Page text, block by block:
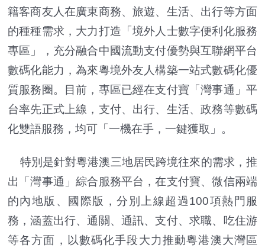
籍客商友人在廣東商務、旅遊、生活、出行等方面
的種種需求，大力打造「境外人士數字便利化服務
專區」，充分融合中國流動支付優勢與互聯網平台
數碼化能力，為來粵境外友人構築一站式數碼化優
質服務圈。目前，專區已經在支付寶「灣事通」平
台率先正式上線，支付、出行、生活、政務等數碼
化雙語服務，均可「一機在手，一鍵獲取」。
特別是針對粵港澳三地居民跨境往來的需求，推
出「灣事通」綜合服務平台，在支付寶、微信兩端
的內地版、國際版，分別上線超過100項熱門服
務，涵蓋出行、通關、通訊、支付、求職、吃住游
等各方面，以數碼化手段大力推動粵港澳大灣區